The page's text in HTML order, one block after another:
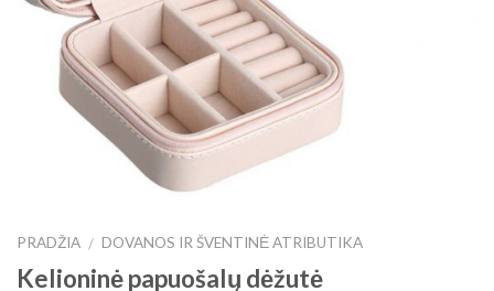
PRADŽIA / DOVANOS IR ŠVENTINĖ ATRIBUTIKA
Kelioninė papuošalų dėžutė